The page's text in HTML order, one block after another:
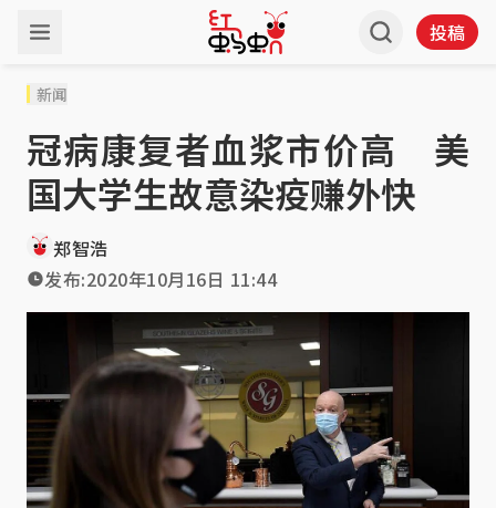
投稿
新闻
冠病康复者血浆市价高 美
国大学生故意染疫赚外快
郑智浩
发布:2020年10月16日 11:44